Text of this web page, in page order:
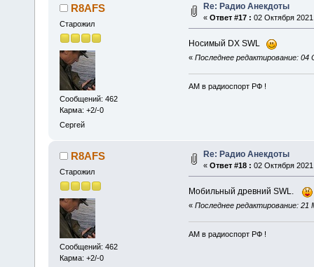
R8AFS
Старожил
Сообщений: 462
Карма: +2/-0
Сергей
Re: Радио Анекдоты
« Ответ #17 : 02 Октября
Носимый DX SWL
« Последнее редактирование:
АМ в радиоспорт РФ !
R8AFS
Старожил
Сообщений: 462
Карма: +2/-0
Re: Радио Анекдоты
« Ответ #18 : 02 Октября
Мобильный древний SWL.
« Последнее редактирование: 21
АМ в радиоспорт РФ !